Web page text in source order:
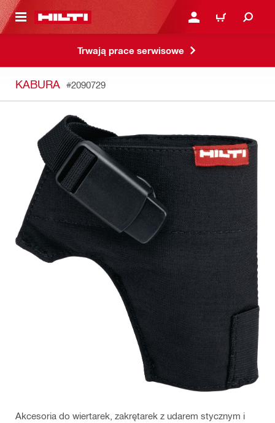
GŁÓWNEJ ZALOGUJ SIĘ LUB
KOSZYK
Trwają prace serwisowe
KABURA #2090729
Akcesoria do wiertarek, zakrętarek z udarem stycznym i